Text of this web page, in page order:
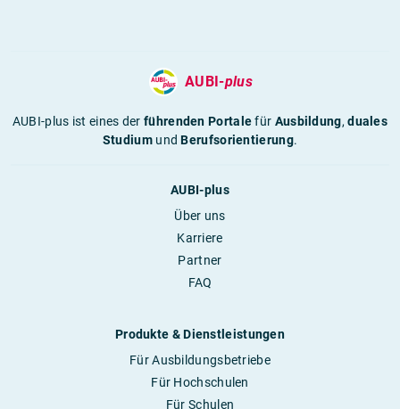
AUBI-plus
AUBI-plus ist eines derführenden Portalefür Ausbildung,duales
StudiumundBerufsorientierung.
AUBI-plus
Über uns
Karriere
Partner
FAQ
Produkte & Dienstleistungen
Für Ausbildungsbetriebe
Für Hochschulen
Für Schulen